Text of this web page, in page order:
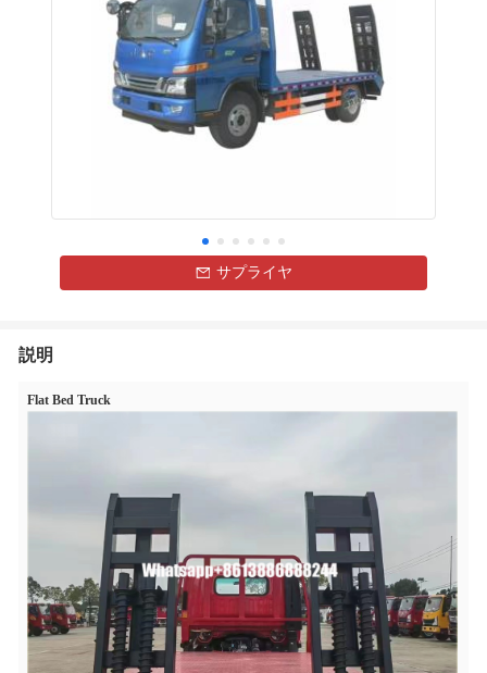
サプライヤ
説明
Flat Bed Truck